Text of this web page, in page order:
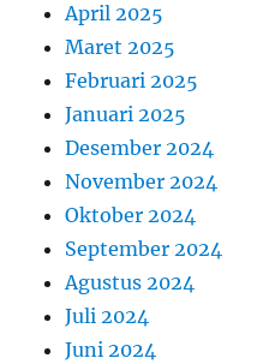
April 2025
Maret 2025
Februari 2025
Januari 2025
Desember 2024
November 2024
Oktober 2024
September 2024
Agustus 2024
Juli 2024
Juni 2024